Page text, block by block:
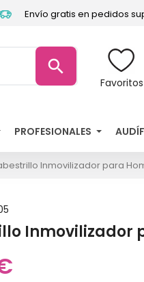
Envío gratis en pedidos
search
Favoritos
PROFESIONALES
Inmovilizador para
Inmovilizador